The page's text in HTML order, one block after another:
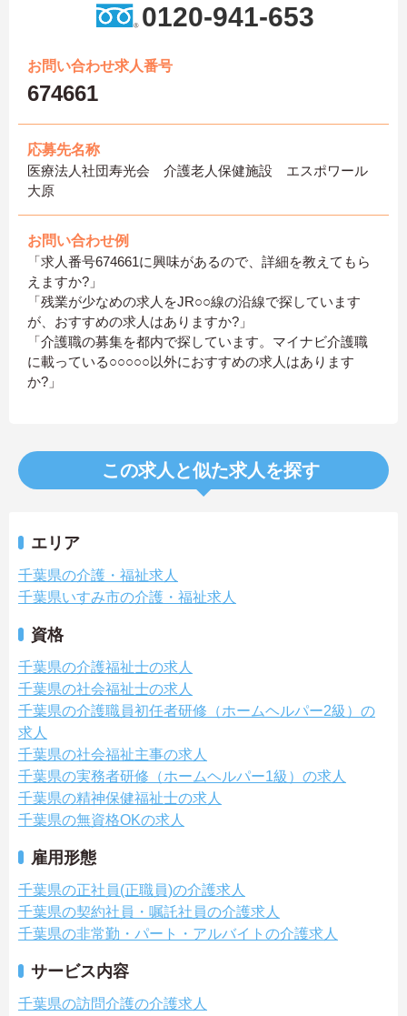
0120-941-653
お問い合わせ求人番号
674661
応募先名称
医療法人社団寿光会 介護老人保健施設 エスポワール
大原
お問い合わせ例
「求人番号674661に興味があるので、詳細を教えてもら
えますか?」
「残業が少なめの求人をJR○○線の沿線で探しています
が、おすすめの求人はありますか?」
「介護職の募集を都内で探しています。マイナビ介護職
に載っている○○○○○以外におすすめの求人はあります
か?」
この求人と似た求人を探す
エリア
千葉県の介護・福祉求人
千葉県いすみ市の介護・福祉求人
資格
千葉県の介護福祉士の求人
千葉県の社会福祉士の求人
千葉県の介護職員初任者研修（ホームヘルパー2級）の
求人
千葉県の社会福祉主事の求人
千葉県の実務者研修（ホームヘルパー1級）の求人
千葉県の精神保健福祉士の求人
千葉県の無資格OKの求人
雇用形態
千葉県の正社員(正職員)の介護求人
千葉県の契約社員・嘱託社員の介護求人
千葉県の非常勤・パート・アルバイトの介護求人
サービス内容
千葉県の訪問介護の介護求人